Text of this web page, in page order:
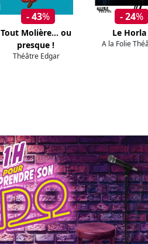
- 43%
Tout Molière... ou
presque !
Théâtre Edgar
- 24%
Le Horla
A la Folie